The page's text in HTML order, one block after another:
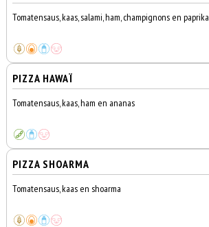
Tomatensaus, kaas, salami, ham, champignons en paprika
PIZZA HAWAÏ
Tomatensaus, kaas, ham en ananas
PIZZA SHOARMA
Tomatensaus, kaas en shoarma